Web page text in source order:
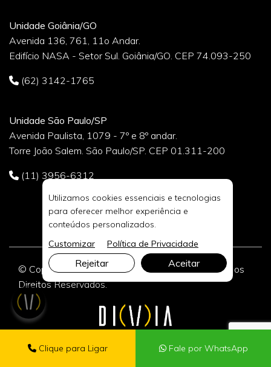
Unidade Goiânia/GO
Avenida 136, 761, 11o Andar.
Edifício NASA - Setor Sul. Goiânia/GO. CEP 74.093-250
(62) 3142-1765
Unidade São Paulo/SP
Avenida Paulista, 1079 - 7º e 8º andar.
Torre João Salem. São Paulo/SP. CEP 01.311-200
(11) 3956-6312
© Copyright 2026 DIVIA Marketing Digital. Todos os
Direitos Reservados.
Clique para Ligar Fale por WhatsApp
Utilizamos cookies essenciais e tecnologias
para oferecer melhor experiência e
conteúdos personalizados.
Customizar
Política de Privacidade
Rejeitar Aceitar